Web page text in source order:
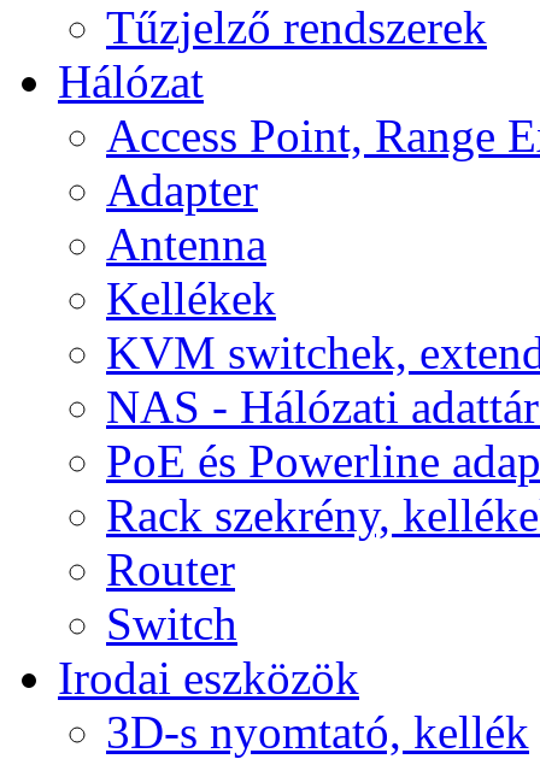
Tűzjelző rendszerek
Hálózat
Access Point, Range
Adapter
Antenna
Kellékek
KVM switchek,
NAS - Hálózati
PoE és Powerline
Rack szekrény,
Router
Switch
Irodai eszközök
3D-s nyomtató, kellék